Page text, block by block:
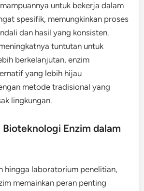
untuk bekerja dalam
spesifik, memungkinkan proses
dan hasil yang konsisten.
tuntutan untuk
berkelanjutan, enzim
yang lebih hijau
metode tradisional yang
lingkungan.
Enzim dalam
hingga laboratorium penelitian,
memainkan peran penting